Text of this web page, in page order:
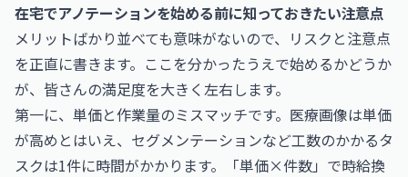
在宅でアノテーションを始める前に知っておきたい注意点
メリットばかり並べても意味がないので、リスクと注意点
を正直に書きます。ここを分かったうえで始めるかどうか
が、皆さんの満足度を大きく左右します。
第一に、単価と作業量のミスマッチです。医療画像は単価
が高めとはいえ、セグメンテーションなど工数のかかるタ
スクは1件に時間がかかります。「単価×件数」で時給換